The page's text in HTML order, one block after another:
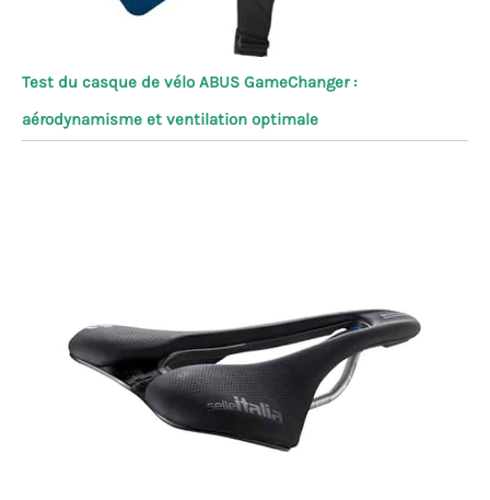
Test du casque de vélo ABUS GameChanger :
aérodynamisme et ventilation optimale